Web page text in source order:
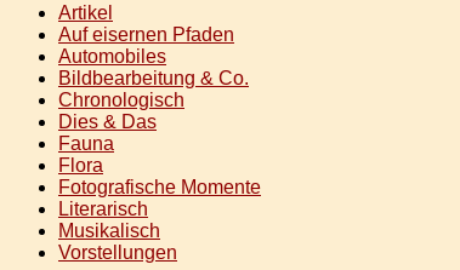
Artikel
Auf eisernen Pfaden
Automobiles
Bildbearbeitung & Co.
Chronologisch
Dies & Das
Fauna
Flora
Fotografische Momente
Literarisch
Musikalisch
Vorstellungen